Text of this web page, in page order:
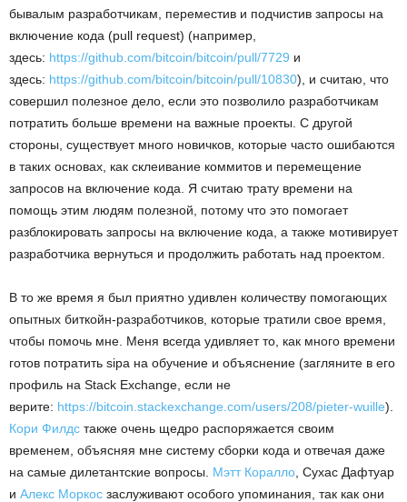
бывалым разработчикам, переместив и подчистив запросы на
включение кода (pull request) (например,
здесь: https://github.com/bitcoin/bitcoin/pull/7729 и
здесь: https://github.com/bitcoin/bitcoin/pull/10830), и считаю, что
совершил полезное дело, если это позволило разработчикам
потратить больше времени на важные проекты. С другой
стороны, существует много новичков, которые часто ошибаются
в таких основах, как склеивание коммитов и перемещение
запросов на включение кода. Я считаю трату времени на
помощь этим людям полезной, потому что это помогает
разблокировать запросы на включение кода, а также мотивирует
разработчика вернуться и продолжить работать над проектом.
В то же время я был приятно удивлен количеству помогающих
опытных биткойн-разработчиков, которые тратили свое время,
чтобы помочь мне. Меня всегда удивляет то, как много времени
готов потратить sipa на обучение и объяснение (загляните в его
профиль на Stack Exchange, если не
верите: https://bitcoin.stackexchange.com/users/208/pieter-wuille).
Кори Филдс также очень щедро распоряжается своим
временем, объясняя мне систему сборки кода и отвечая даже
на самые дилетантские вопросы. Мэтт Коралло , Сухас Дафтуар
и Алекс Моркос заслуживают особого упоминания, так как они